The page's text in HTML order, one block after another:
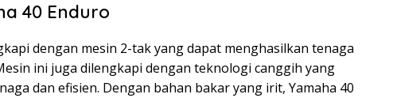
40 Enduro
dengan mesin 2-tak yang dapat menghasilkan tenaga
ini juga dilengkapi dengan teknologi canggih yang
dan efisien. Dengan bahan bakar yang irit, Yamaha 40